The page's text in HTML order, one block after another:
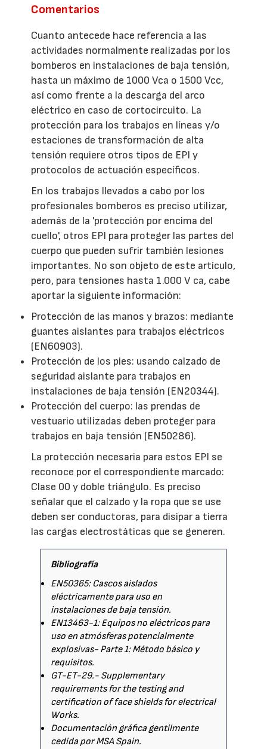
Comentarios
Cuanto antecede hace referencia a las
actividades normalmente realizadas por los
bomberos en instalaciones de baja tensión,
hasta un máximo de 1000 Vca o 1500 Vcc,
así como frente a la descarga del arco
eléctrico en caso de cortocircuito. La
protección para los trabajos en líneas y/o
estaciones de transformación de alta
tensión requiere otros tipos de EPI y
protocolos de actuación específicos.
En los trabajos llevados a cabo por los
profesionales bomberos es preciso utilizar,
además de la 'protección por encima del
cuello', otros EPI para proteger las partes del
cuerpo que pueden sufrir también lesiones
importantes. No son objeto de este artículo,
pero, para tensiones hasta 1.000 V ca, cabe
aportar la siguiente información:
Protección de las manos y brazos: mediante
guantes aislantes para trabajos eléctricos
(EN60903).
Protección de los pies: usando calzado de
seguridad aislante para trabajos en
instalaciones de baja tensión (EN20344).
Protección del cuerpo: las prendas de
vestuario utilizadas deben proteger para
trabajos en baja tensión (EN50286).
La protección necesaria para estos EPI se
reconoce por el correspondiente marcado:
Clase 00 y doble triángulo. Es preciso
señalar que el calzado y la ropa que se use
deben ser conductoras, para disipar a tierra
las cargas electrostáticas que se generen.
Bibliografía
EN50365: Cascos aislados
eléctricamente para uso en
instalaciones de baja tensión.
EN13463-1: Equipos no eléctricos para
uso en atmósferas potencialmente
explosivas- Parte 1: Método básico y
requisitos.
GT-ET-29.- Supplementary
requirements for the testing and
certification of face shields for electrical
Works.
Documentación gráfica gentilmente
cedida por MSA Spain.